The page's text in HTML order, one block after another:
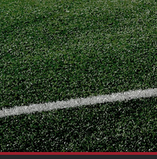
Skip
to
content